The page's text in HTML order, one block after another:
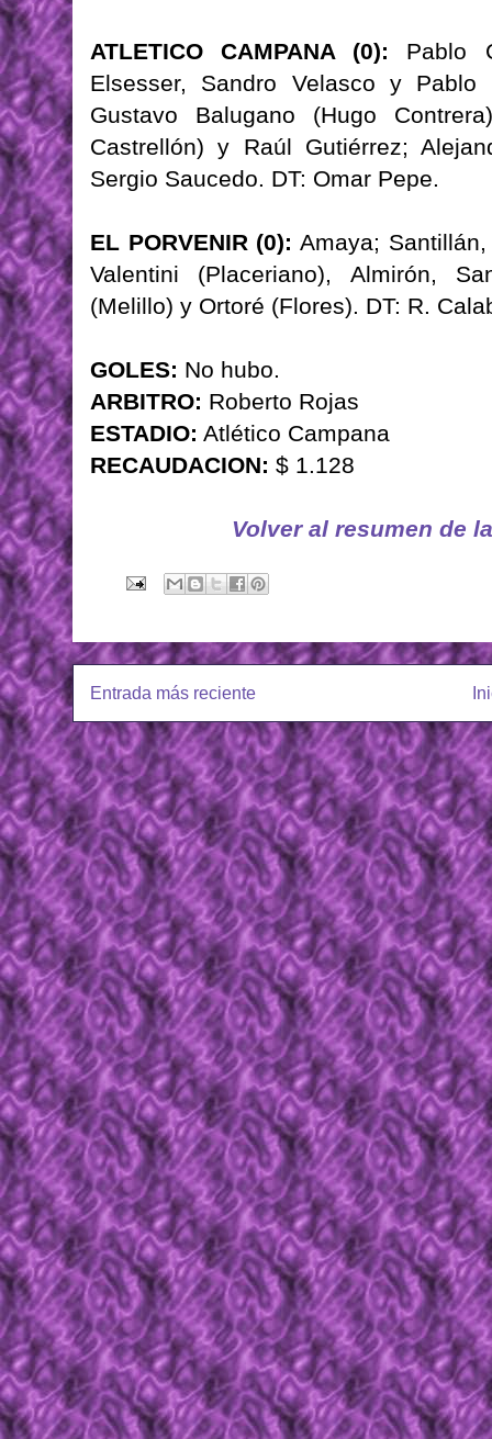
ATLETICO CAMPANA (0): Pablo
Elsesser, Sandro Velasco y Pablo
Gustavo Balugano (Hugo
Castrellón) y Raúl Gutiérrez;
Sergio Saucedo. DT: Omar Pepe.
EL PORVENIR (0): Amaya;
Valentini (Placeriano), Almirón,
(Melillo) y Ortoré (Flores). DT: R.
GOLES: No hubo.
ARBITRO: Roberto Rojas
ESTADIO: Atlético Campana
RECAUDACION: $ 1.128
Volver al resumen de
Entrada más reciente